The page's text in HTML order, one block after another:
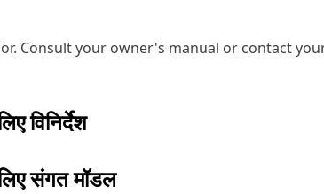
Consult your owner's manual or contact
विनिर्देश
संगत मॉडल